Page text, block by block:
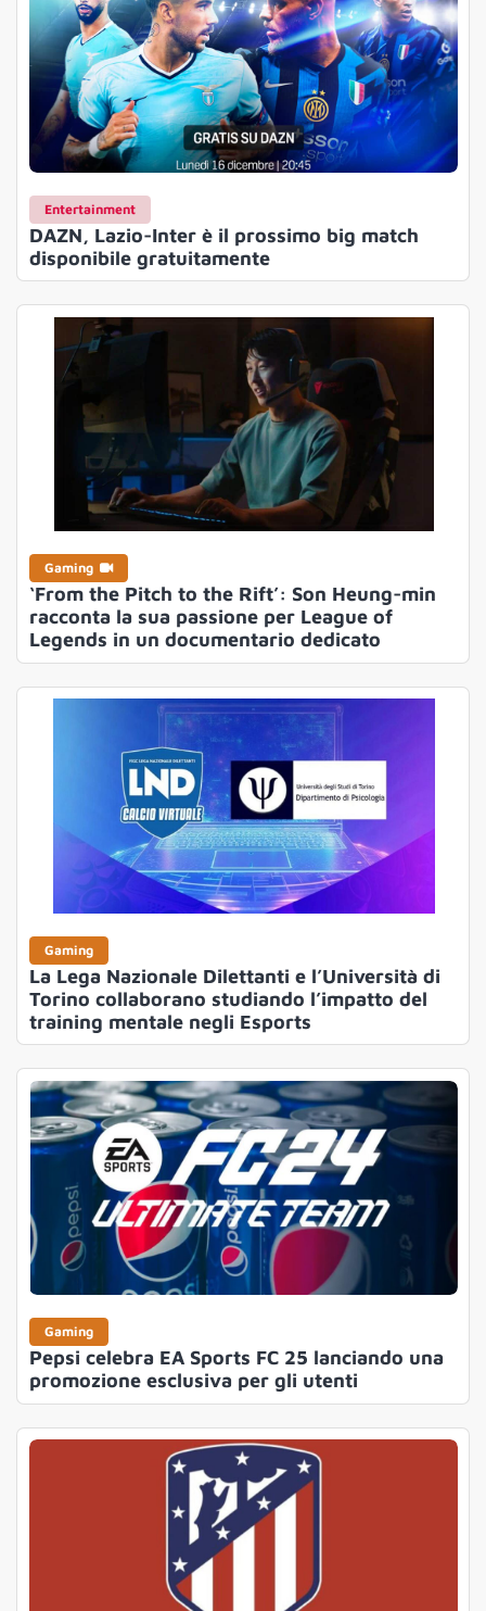
Entertainment
DAZN, Lazio-Inter è il prossimo big match
disponibile gratuitamente
Gaming
‘From the Pitch to the Rift’: Son Heung-min
racconta la sua passione per League of
Legends in un documentario dedicato
Gaming
La Lega Nazionale Dilettanti e l’Università di
Torino collaborano studiando l’impatto del
training mentale negli Esports
Gaming
Pepsi celebra EA Sports FC 25 lanciando una
promozione esclusiva per gli utenti